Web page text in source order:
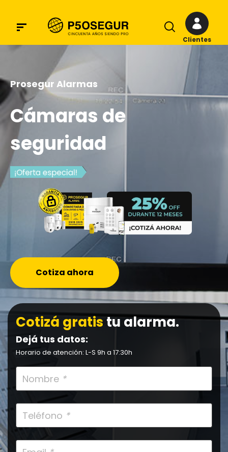
Clientes
Prosegur Alarmas
Cámaras de
seguridad
Cotiza ahora
Cotizá gratistu alarma.
Dejá tus datos:
Horario de atención: L-S 9h a 17:30h
Nombre *
Teléfono *